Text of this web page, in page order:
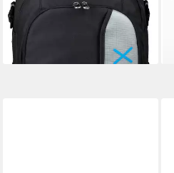
lieferbar - in 1-2 Werktagen bei dir
+16